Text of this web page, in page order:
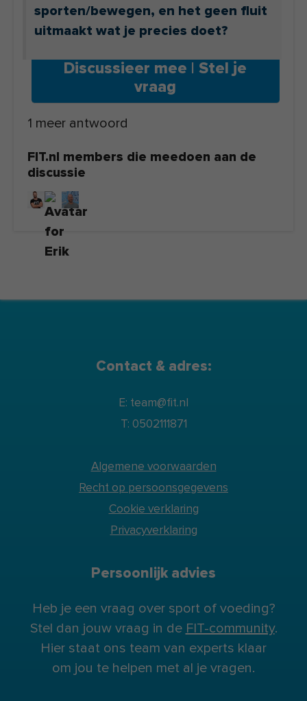
sporten/bewegen, en het geen fluit
uitmaakt wat je precies doet?
Discussieer mee | Stel je
vraag
1 meer antwoord
FIT.nl members die meedoen aan de
discussie
Contact & adres:
E: team@fit.nl
T: 0502111871
Algemene voorwaarden
Recht op persoonsgegevens
Cookie verklaring
Privacyverklaring
Persoonlijk advies
Heb je een vraag over sport of voeding?
Stel dan jouw vraag in de FIT-community.
Hier staat ons team van experts klaar
om jou te helpen met al je vragen.